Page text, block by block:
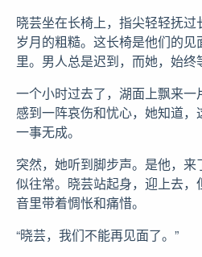
晓芸坐在长椅上，指尖轻轻抚
岁月的粗糙。这长椅是他们的
里。男人总是迟到，而她，始终
一个小时过去了，湖面上飘来
感到一阵哀伤和忧心，她知道
一事无成。
突然，她听到脚步声。是他，
似往常。晓芸站起身，迎上去
音里带着惆怅和痛惜。
“晓芸，我们不能再见面了。”